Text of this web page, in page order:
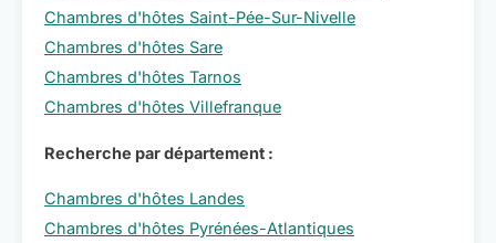
Chambres d'hôtes Saint-Pée-Sur-Nivelle
Chambres d'hôtes Sare
Chambres d'hôtes Tarnos
Chambres d'hôtes Villefranque
Recherche par département :
Chambres d'hôtes Landes
Chambres d'hôtes Pyrénées-Atlantiques